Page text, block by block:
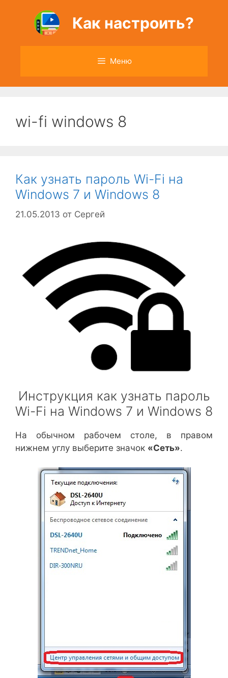
содержимому
Как настроить?
Меню
wi-fi windows 8
Как узнать пароль Wi-Fi на
Windows 7 и Windows 8
21.05.2013 от Сергей
Инструкция как узнать пароль
Wi-Fi на Windows 7 и Windows 8
На обычном рабочем столе, в правом
нижнем углу выберите значок «Сеть».